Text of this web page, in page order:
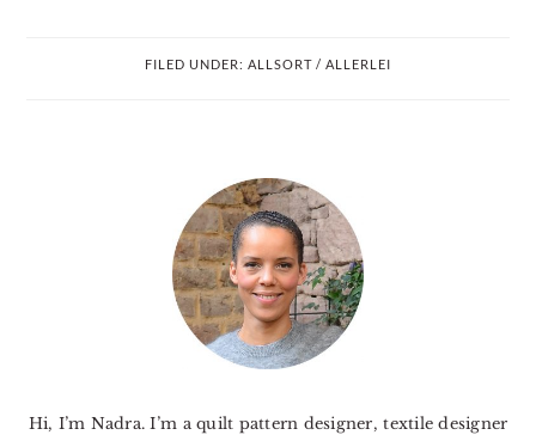
FILED UNDER: ALLSORT / ALLERLEI
Hi, I’m Nadra. I’m a quilt pattern designer, textile designer